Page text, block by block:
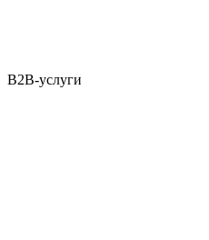
B2B-услуги